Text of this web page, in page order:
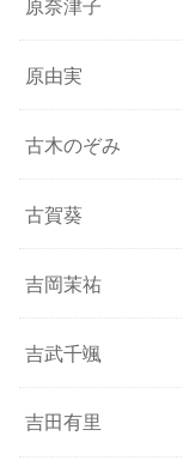
原奈津子
原由実
古木のぞみ
古賀葵
吉岡茉祐
吉武千颯
吉田有里